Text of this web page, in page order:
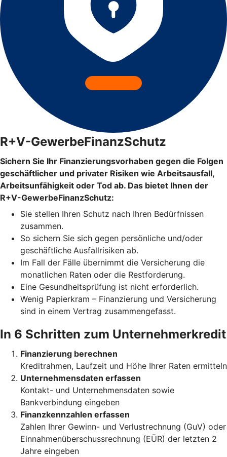
R+V-GewerbeFinanzSchutz
Sichern Sie Ihr Finanzierungsvorhaben gegen die Folgen
geschäftlicher und privater Risiken wie Arbeitsausfall,
Arbeitsunfähigkeit oder Tod ab. Das bietet Ihnen der
R+V-GewerbeFinanzSchutz:
Sie stellen Ihren Schutz nach Ihren Bedürfnissen
zusammen.
So sichern Sie sich gegen persönliche und/oder
geschäftliche Ausfallrisiken ab.
Im Fall der Fälle übernimmt die Versicherung die
monatlichen Raten oder die Restforderung.
Eine Gesundheitsprüfung ist nicht erforderlich.
Wenig Papierkram – Finanzierung und Versicherung
sind in einem Vertrag zusammengefasst.
In 6 Schritten zum Unternehmerkredit
Finanzierung berechnen
Kreditrahmen, Laufzeit und Höhe Ihrer Raten ermitteln
Unternehmensdaten erfassen
Kontakt- und Unternehmensdaten sowie
Bankverbindung eingeben
Finanzkennzahlen erfassen
Zahlen Ihrer Gewinn- und Verlustrechnung (GuV) oder
Einnahmenüberschussrechnung (EÜR) der letzten 2
Jahre eingeben